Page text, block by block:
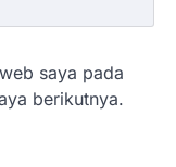
saya pada
berikutnya.